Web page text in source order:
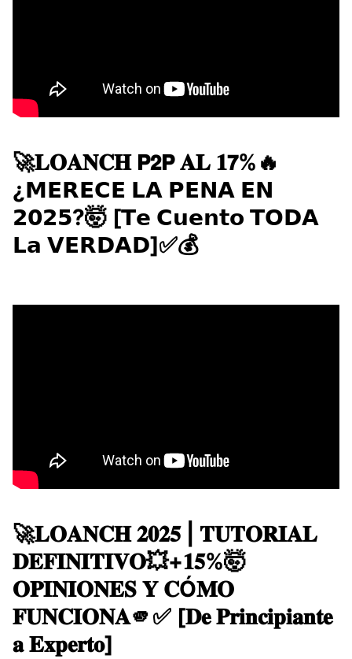
🚀​​𝐋𝐎𝐀𝐍𝐂𝐇 𝗣𝟮𝗣 𝐀𝐋 𝟏𝟳%🔥
¿𝗠𝗘𝗥𝗘𝗖𝗘 𝗟𝗔 𝗣𝗘𝗡𝗔 𝗘𝗡
𝟮𝟬𝟮𝟱?🤯 [𝗧𝗲 𝗖𝘂𝗲𝗻𝘁𝗼 𝗧𝗢𝗗𝗔
𝗟𝗮 𝗩𝗘𝗥𝗗𝗔𝗗]✅💰
🚀​​𝐋𝐎𝐀𝐍𝐂𝐇 𝟐𝟎𝟐𝟓 | 𝐓𝐔𝐓𝐎𝐑𝐈𝐀𝐋
𝐃𝐄𝐅𝐈𝐍𝐈𝐓𝐈𝐕𝐎💥+𝟏𝟓%🤯​ ​
𝐎𝐏𝐈𝐍𝐈𝐎𝐍𝐄𝐒 𝐘 𝐂Ó𝐌𝐎
𝐅𝐔𝐍𝐂𝐈𝐎𝐍𝐀🫵✅ [𝐃𝐞 𝐏𝐫𝐢𝐧𝐜𝐢𝐩𝐢𝐚𝐧𝐭𝐞
𝐚 𝐄𝐱𝐩𝐞𝐫𝐭𝐨]